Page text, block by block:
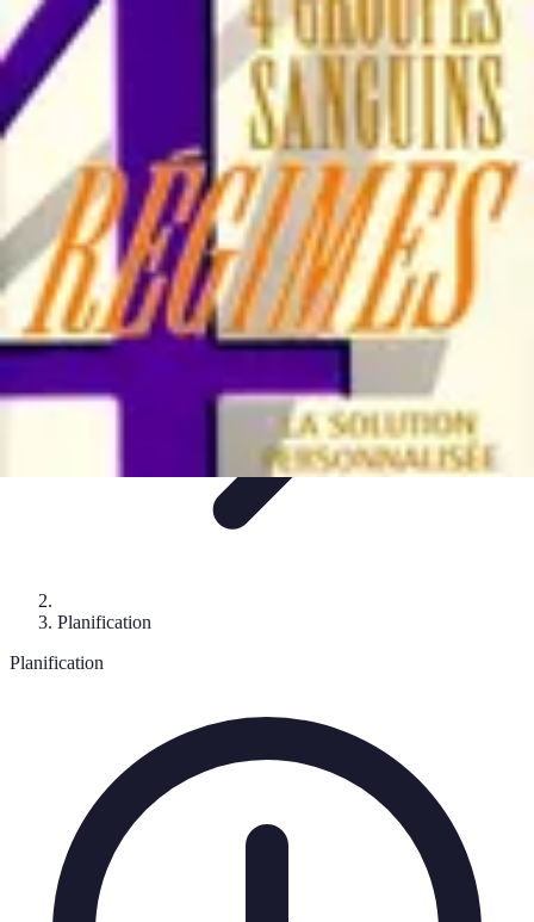
Services Mémoriaux
Personnalisation
Rituels et discours Conseils pratiquesRituels et
Traditions
Planification
Planification